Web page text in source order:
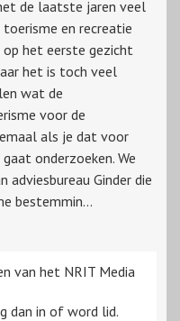
de laatste jaren veel
en recreatie
het eerste gezicht
het is toch veel
wat de
voor de
als je dat voor
onderzoeken. We
adviesbureau Ginder die
bestemmin...
van het NRIT Media
dan in of word lid.